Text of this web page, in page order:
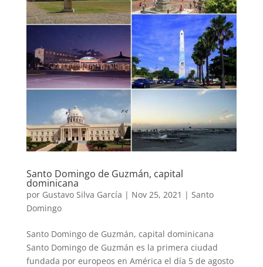
Santo Domingo de Guzmán, capital
dominicana
por Gustavo Silva García | Nov 25, 2021 | Santo
Domingo
Santo Domingo de Guzmán, capital dominicana
Santo Domingo de Guzmán es la primera ciudad
fundada por europeos en América el día 5 de agosto